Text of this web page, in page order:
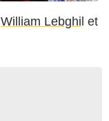
William Lebghi l et